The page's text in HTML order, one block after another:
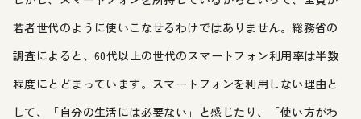
若者世代のように使いこなせるわけではありません。総務省の
調査によると、60代以上の世代のスマートフォン利用率は半数
程度にとどまっています。スマートフォンを利用しない理由と
して、「自分の生活には必要ない」と感じたり、「使い方がわ